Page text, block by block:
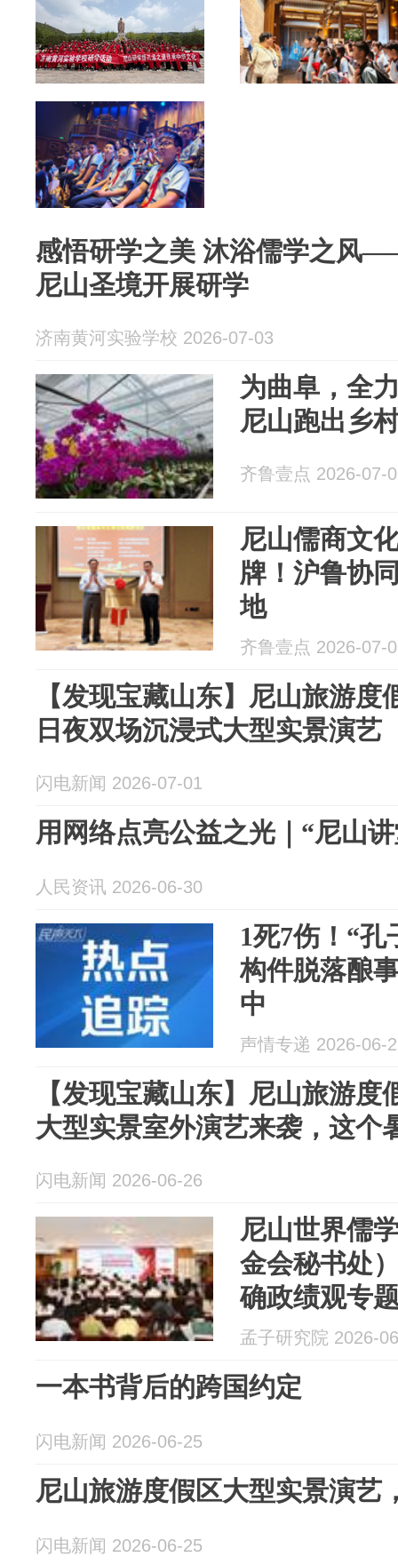
感悟研学之美 沐浴儒学之风
尼山圣境开展研学
济南黄河实验学校 2026-07-03
为曲阜，全
尼山跑出乡
齐鲁壹点 2026-07-
尼山儒商文
牌！沪鲁协
地
齐鲁壹点 2026-07-
【发现宝藏山东】尼山旅游
日夜双场沉浸式大型实景演艺
闪电新闻 2026-07-01
用网络点亮公益之光｜“尼山
人民资讯 2026-06-30
1死7伤！“
构件脱落酿
中
声情专递 2026-06-
【发现宝藏山东】尼山旅游
大型实景室外演艺来袭，这个
闪电新闻 2026-06-26
尼山世界儒
金会秘书处
确政绩观专
孟子研究院 2026-
一本书背后的跨国约定
闪电新闻 2026-06-25
尼山旅游度假区大型实景演艺
闪电新闻 2026-06-25